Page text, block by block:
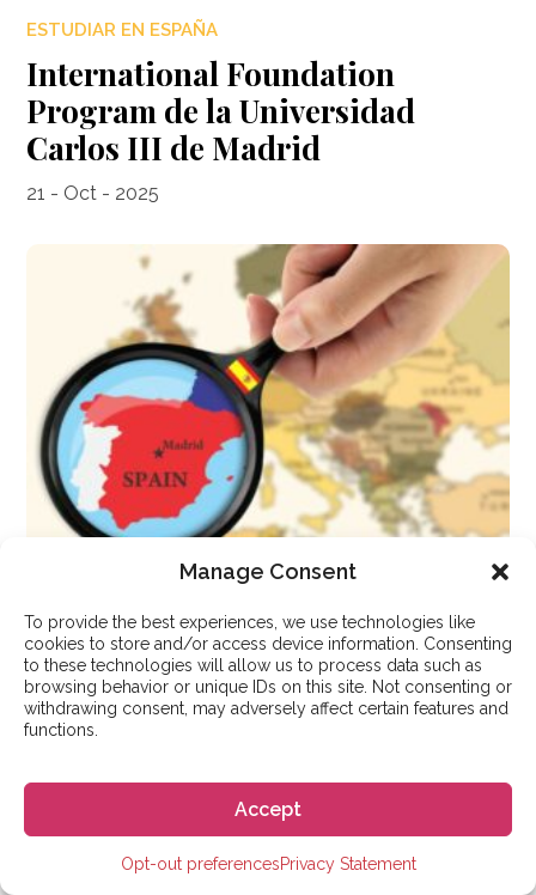
Manage Consent
To provide the best experiences, we use technologies like
cookies to store and/or access device information. Consenting
to these technologies will allow us to process data such as
browsing behavior or unique IDs on this site. Not consenting or
withdrawing consent, may adversely affect certain features and
functions.
Accept
Opt-out preferencesPrivacy Statement
ESTUDIAR EN ESPAÑA
International Foundation
Program de la Universidad
Carlos III de Madrid
21 - Oct - 2025
Las 4 mejores escuelas de
español en Madrid
25 - Sep - 2025